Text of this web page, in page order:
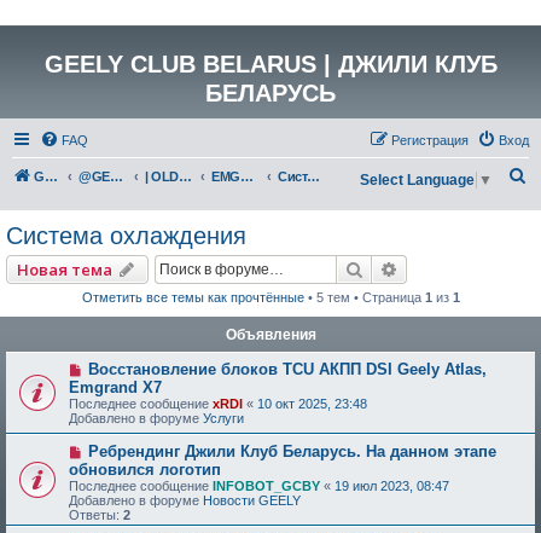
GEELY CLUB BELARUS | ДЖИЛИ КЛУБ
БЕЛАРУСЬ
FAQ Вход
Регистрация
GEELY Club Belarus @GEELYCLUBBY | OLD GEELY EMGRAND X7 (NL-4) Система охлаждения Select Language ▼
Система охлаждения
Новая тема Поиск
Отметить все темы как прочтённые• 5 тем • Страница 1 из 1
Объявления
Восстановление блоков TCU АКПП DSI Geely Atlas,
Emgrand X7
Последнее сообщение xRDI « 10 окт 2025, 23:48
Добавлено в форуме Услуги
Ребрендинг Джили Клуб Беларусь. На данном этапе
обновился логотип
Последнее сообщение INFOBOT_GCBY « 19 июл 2023, 08:47
Добавлено в форуме Новости GEELY
Ответы: 2